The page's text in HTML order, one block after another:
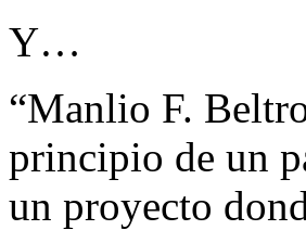
Y…
“Manlio F.
principio de un
un proyecto